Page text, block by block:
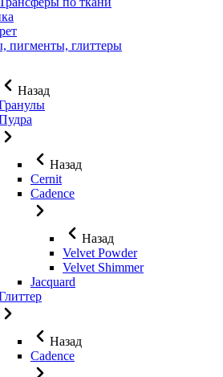
пигменты, глиттеры
Назад
Назад
Cernit
Cadence
Назад
Velvet Powder
Velvet Shimmer
Jaсquard
Назад
Cadence